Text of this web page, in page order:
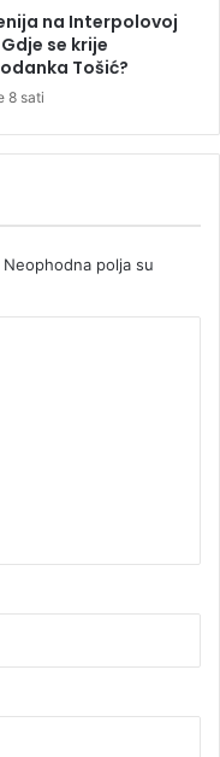
na Interpolovoj
se krije
Tošić?
8 sati
Neophodna polja su